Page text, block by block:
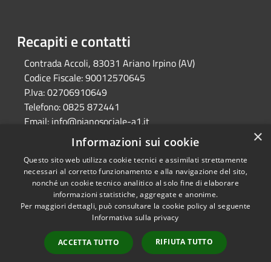
Recapiti e contatti
Contrada Accoli, 83031 Ariano Irpino (AV)
Codice Fiscale:90012570645
P.Iva:02706910649
Telefono:0825 872441
Email: info@pianosociale-a1.it
consorzioa1@legalmail.it
Accessibilità
Privacy
Mappa del sito
Copyright © 2026 • Azienda
Speciale Consortile per la
gestione delle politiche sociali
nei comuni dell'ambito
territoriale n. a1 • Powered by
Municipium•Accesso
×
Informazioni sui cookie
Questo sito web utilizza cookie tecnici e assimilati strettamente
necessari al corretto funzionamento e alla navigazione del sito,
nonché un cookie tecnico analitico al solo fine di elaborare
informazioni statistiche, aggregate e anonime.
Per maggiori dettagli, può consultare la cookie policy al seguente
Informativa sulla privacy
ACCETTA TUTTO RIFIUTA TUTTO